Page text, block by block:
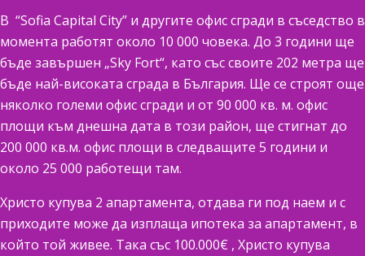
В “Sofia Capital City” и другите офис сгради в съседство в
момента работят около 10 000 човека. До 3 години ще
бъде завършен „Sky Fort“, като със своите 202 метра ще
бъде най-високата сграда в България. Ще се строят още
няколко големи офис сгради и от 90 000 кв. м. офис
площи към днешна дата в този район, ще стигнат до
200 000 кв.м. офис площи в следващите 5 години и
около 25 000 работещи там.
Христо купува 2 апартамента, отдава ги под наем и с
приходите може да изплаща ипотека за апартамент, в
който той живее. Така със 100.000€ , Христо купува